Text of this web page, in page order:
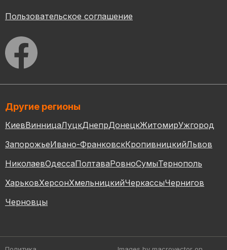
Пользовательское соглашение
Другие регионы
КиевВинницаЛуцкДнепрДонецкЖитомирУжгород
ЗапорожьеИвано-ФранковскКропивницкийЛьвов
НиколаевОдессаПолтаваРовноСумыТернополь
ХарьковХерсонХмельницкийЧеркассыЧернигов
Черновцы